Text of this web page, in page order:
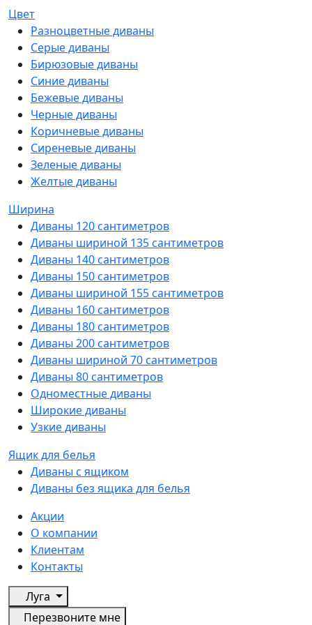
Цвет
Разноцветные диваны
Серые диваны
Бирюзовые диваны
Синие диваны
Бежевые диваны
Черные диваны
Коричневые диваны
Сиреневые диваны
Зеленые диваны
Желтые диваны
Ширина
Диваны 120 сантиметров
Диваны шириной 135 сантиметров
Диваны 140 сантиметров
Диваны 150 сантиметров
Диваны шириной 155 сантиметров
Диваны 160 сантиметров
Диваны 180 сантиметров
Диваны 200 сантиметров
Диваны шириной 70 сантиметров
Диваны 80 сантиметров
Одноместные диваны
Широкие диваны
Узкие диваны
Ящик для белья
Диваны с ящиком
Диваны без ящика для белья
Акции
О компании
Клиентам
Контакты
Луга
Перезвоните мне